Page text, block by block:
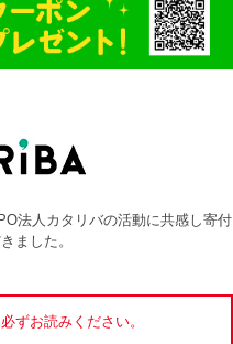
法人カタリバの活動に共感し寄付
ました。
ずお読みください。